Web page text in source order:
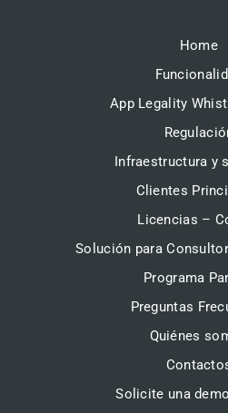
Home
App Legality
Infraestructura y
Clientes
Licencias –
Solución para
Programa
Preguntas
Quiénes
Solicite una